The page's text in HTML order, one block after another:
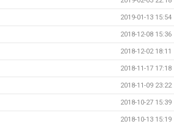
2019-01-13 15:54
2018-12-08 15:36
2018-12-02 18:11
2018-11-17 17:18
2018-11-09 23:22
2018-10-27 15:39
2018-10-13 15:19